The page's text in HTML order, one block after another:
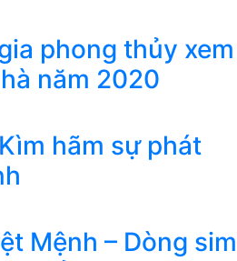
phong thủy xem
năm 2020
hãm sự phát
Mệnh – Dòng sim